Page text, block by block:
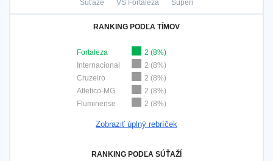
Súperi
VS Fortaleza
Súťaže
RANKING PODĽA TÍMOV
Fortaleza
2 (8%)
Internacional
2 (8%)
Cruzeiro
2 (8%)
Atletico-MG
2 (8%)
Fluminense
2 (8%)
Zobraziť úplný rebríček
RANKING PODĽA SÚŤAŽÍ